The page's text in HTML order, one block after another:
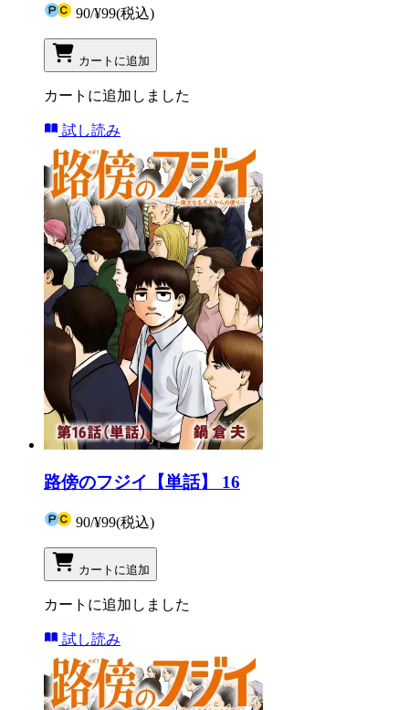
90/¥99(税込)
カートに追加
カートに追加しました
試し読み
路傍のフジイ【単話】 16
90/¥99(税込)
カートに追加
カートに追加しました
試し読み